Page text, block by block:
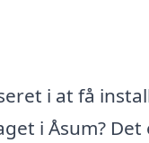
i at få
i Åsum? Det